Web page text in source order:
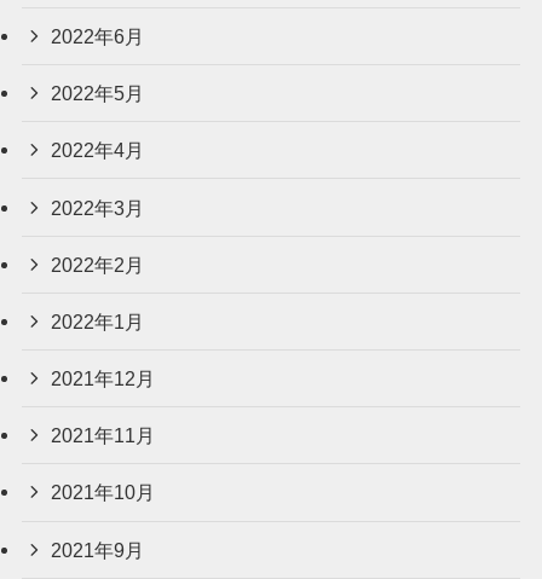
2022年6月
2022年5月
2022年4月
2022年3月
2022年2月
2022年1月
2021年12月
2021年11月
2021年10月
2021年9月